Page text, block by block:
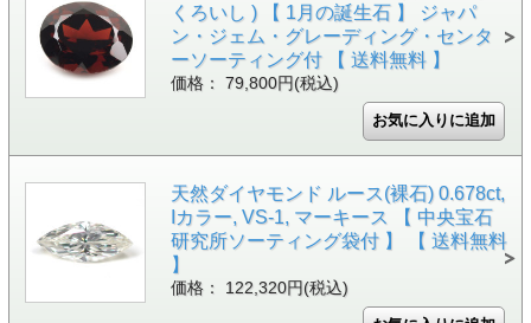
くろいし ) 【 1月の誕生石 】 ジャパ
ン・ジェム・グレーディング・センタ
ーソーティング付 【 送料無料 】
価格： 79,800円(税込)
天然ダイヤモンド ルース(裸石) 0.678ct,
Iカラー, VS-1, マーキース 【 中央宝石
研究所ソーティング袋付 】 【 送料無料
】
価格： 122,320円(税込)